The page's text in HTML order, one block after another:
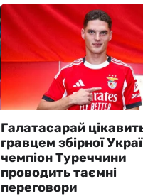
Галатасарай
гравцем збірної
чемпіон Туреччини
проводить таємні
переговори